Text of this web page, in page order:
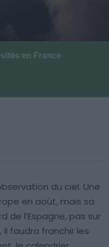
en France
du ciel. Une
en août, mais sa
de l’Espagne, pas sur
il faudra franchir les